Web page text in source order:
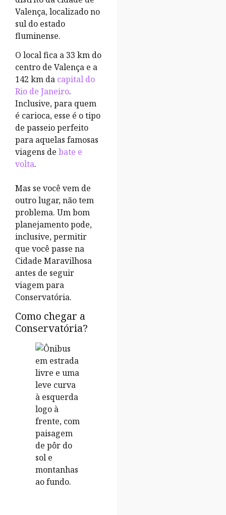
Valença, localizado no
sul do estado
fluminense.
O local fica a 33 km do
centro de Valença e a
142 km da capital do
Rio de Janeiro.
Inclusive, para quem
é carioca, esse é o tipo
de passeio perfeito
para aquelas famosas
viagens de bate e
volta.
Mas se você vem de
outro lugar, não tem
problema. Um bom
planejamento pode,
inclusive, permitir
que você passe na
Cidade Maravilhosa
antes de seguir
viagem para
Conservatória.
Como chegar a
Conservatória?